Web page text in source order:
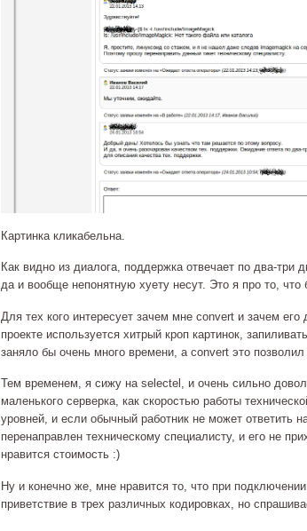
Картинка кликабельна.
Как видно из диалога, поддержка отвечает по два‐три
да и вообще непонятную хуету несут. Это я про то,
Для тех кого интересует зачем мне convert и зачем его
проекте используется хитрый кроп картинок,
заняло бы очень много времени, а convert это позволил
Тем временем, я сижу на selectel, и очень сильно
маленького серверка, как скоростью работы
уровней, и если обычный работник не может ответить
перенаправлен техническому специалисту, и его не
нравится стоимость :)
Ну и конечно же, мне нравится то, что при
приветствие в трех различных кодировках, но